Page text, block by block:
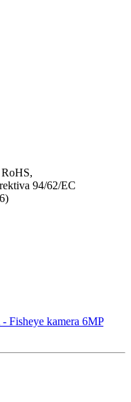
94/62/EC
Fisheye kamera 6MP